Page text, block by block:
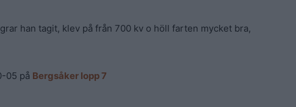
han tagit, klev på från 700 kv o höll farten mycket bra,
05 på Bergsåker lopp 7